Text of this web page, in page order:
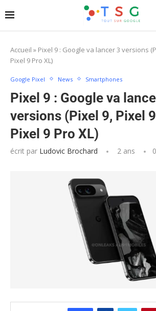
Accueil » Pixel 9 : Google va lancer 3 versions
Pixel 9 Pro XL)
Google Pixel News Smartphones
Pixel 9 : Google va
versions (Pixel 9, Pixel
Pixel 9 Pro XL)
écrit par Ludovic Brochard 2 ans